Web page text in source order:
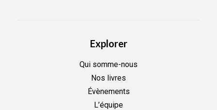
Explorer
Qui somme-nous
Nos livres
Évènements
L’équipe